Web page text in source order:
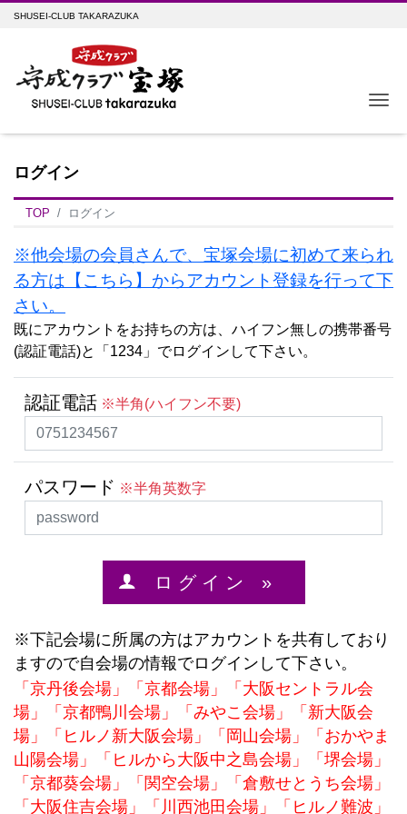
SHUSEI-CLUB TAKARAZUKA
ログイン
TOP ログイン
※他会場の会員さんで、宝塚会場に初めて来られ
る方は【こちら】からアカウント登録を行って下
さい。
既にアカウントをお持ちの方は、ハイフン無しの携帯番号
(認証電話)と「1234」でログインして下さい。
認証電話 ※半角(ハイフン不要)
パスワード ※半角英数字
ロ グ イ ン »
※下記会場に所属の方はアカウントを共有しており
ますので自会場の情報でログインして下さい。
「京丹後会場」「京都会場」「大阪セントラル会
場」「京都鴨川会場」「みやこ会場」「新大阪会
場」「ヒルノ新大阪会場」「岡山会場」「おかやま
山陽会場」「ヒルから大阪中之島会場」「堺会場」
「京都葵会場」「関空会場」「倉敷せとうち会場」
「大阪住吉会場」「川西池田会場」「ヒルノ難波」